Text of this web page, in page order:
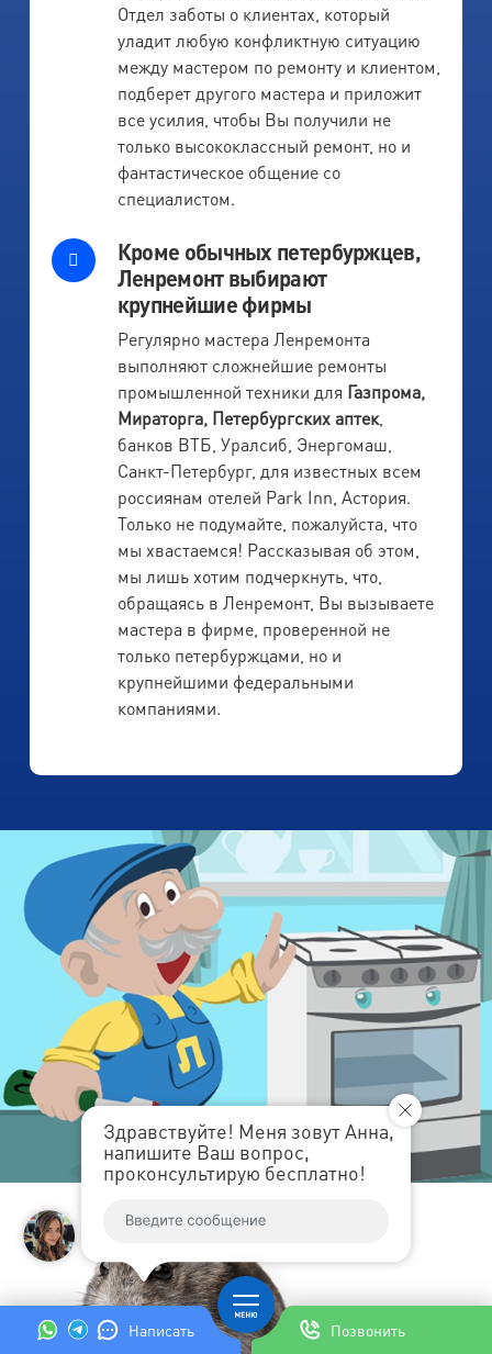
Написать Позвонить
Здравствуйте! Меня зовут Анна,
напишите Ваш вопрос,
проконсультирую бесплатно!
Отдел заботы о клиентах, который
уладит любую конфликтную ситуацию
между мастером по ремонту и клиентом,
подберет другого мастера и приложит
все усилия, чтобы Вы получили не
только высококлассный ремонт, но и
фантастическое общение со
специалистом.
Кроме обычных петербуржцев,
Ленремонт выбирают
крупнейшие фирмы
Регулярно мастера Ленремонта
выполняют сложнейшие ремонты
промышленной техники для Газпрома,
Мираторга, Петербургских аптек,
банков ВТБ, Уралсиб, Энергомаш,
Санкт-Петербург, для известных всем
россиянам отелей Park Inn, Астория.
Только не подумайте, пожалуйста, что
мы хвастаемся! Рассказывая об этом,
мы лишь хотим подчеркнуть, что,
обращаясь в Ленремонт, Вы вызываете
мастера в фирме, проверенной не
только петербуржцами, но и
крупнейшими федеральными
компаниями.